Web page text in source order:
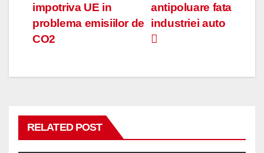
articole
antipoluare fata
industriei auto
impotriva UE in
problema emisiilor de
CO2
RELATED POST